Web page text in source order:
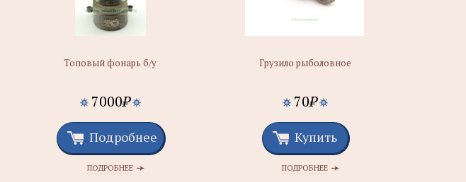
Топовый фонарь б/у
7000₽
Подробнее
ПОДРОБНЕЕ
Грузило рыболовное
70₽
Купить
ПОДРОБНЕЕ